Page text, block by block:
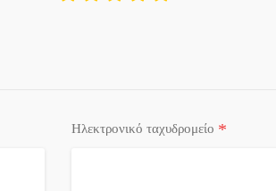
Ηλεκτρονικό ταχυδρομείο *